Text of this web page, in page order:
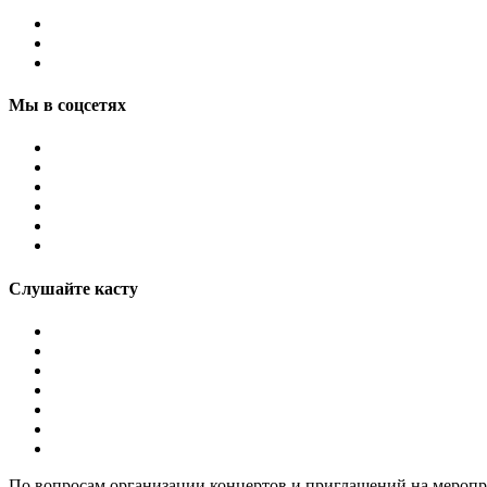
Мы в соцсетях
Слушайте касту